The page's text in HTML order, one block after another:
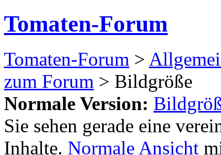
Tomaten-Forum
Tomaten-Forum >
zum Forum > Bildgröße
Normale Version:
Sie sehen gerade eine
Inhalte. Normale Ansicht